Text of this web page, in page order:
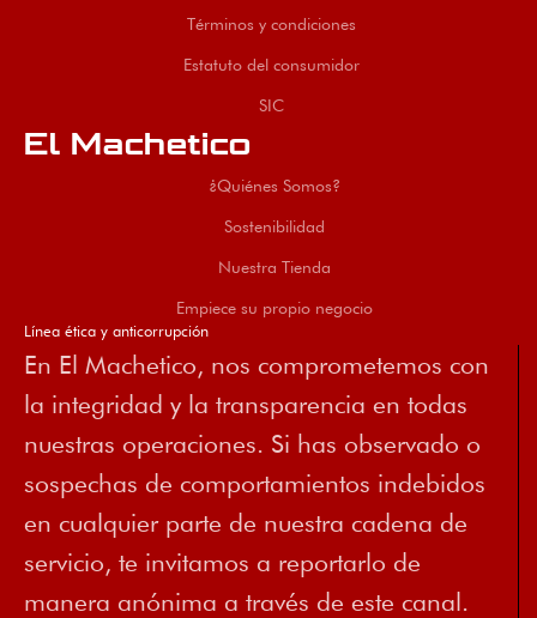
Términos y condiciones
Estatuto del consumidor
SIC
El Machetico
¿Quiénes Somos?
Sostenibilidad
Nuestra Tienda
Empiece su propio negocio
Línea ética y anticorrupción
En El Machetico, nos comprometemos con
la integridad y la transparencia en todas
nuestras operaciones. Si has observado o
sospechas de comportamientos indebidos
en cualquier parte de nuestra cadena de
servicio, te invitamos a reportarlo de
manera anónima a través de este canal.